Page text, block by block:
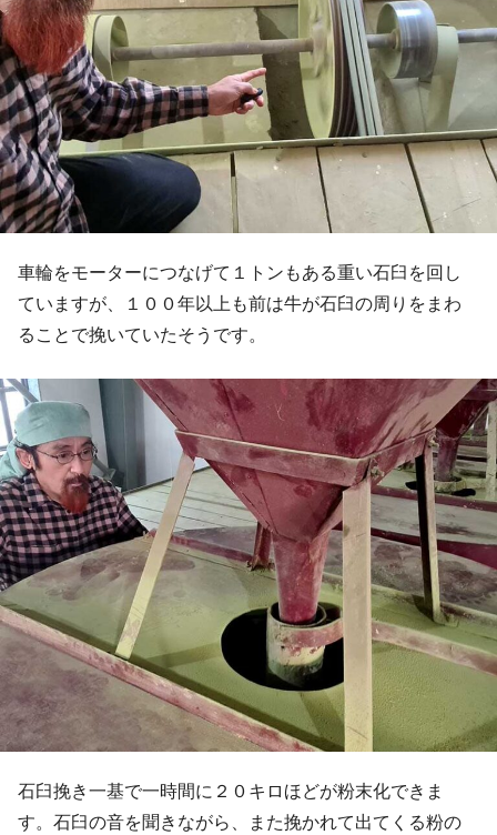
車輪をモーターにつなげて１トンもある重い石臼を回し
ていますが、１００年以上も前は牛が石臼の周りをまわ
ることで挽いていたそうです。
石臼挽き一基で一時間に２０キロほどが粉末化できま
す。石臼の音を聞きながら、また挽かれて出てくる粉の